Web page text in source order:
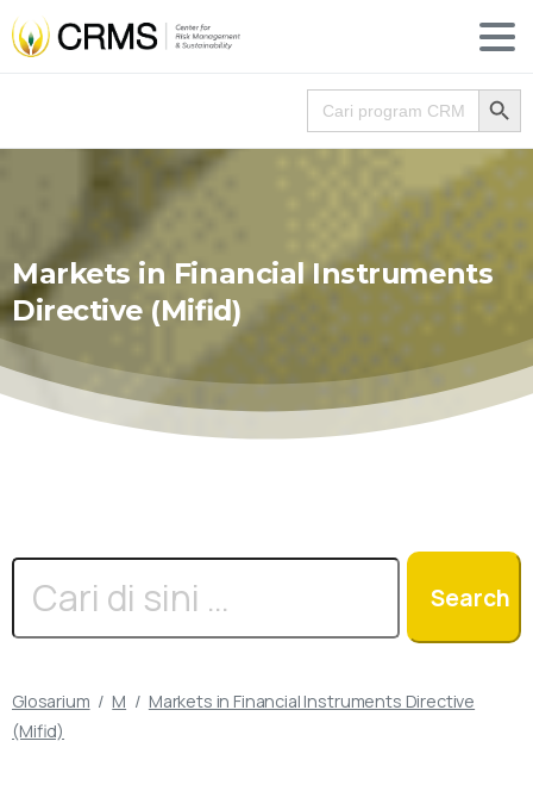
Search for:
Markets in Financial Instruments
Directive (Mifid)
for:
Search
Glosarium M
Markets in Financial Instruments Directive
(Mifid)